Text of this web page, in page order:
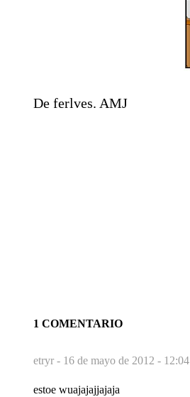
De ferlves. AMJ
1 COMENTARIO
etryr - 16 de mayo de 2012 - 12:04
estoe wuajajajjajaja